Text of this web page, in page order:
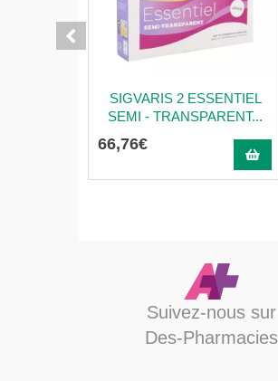
SIGVARIS 2 ESSENTIEL
SEMI - TRANSPARENT...
66,76€
Suivez-nous sur
Des-Pharmacies